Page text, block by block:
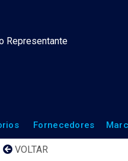
Representante
Fornecedores
VOLTAR